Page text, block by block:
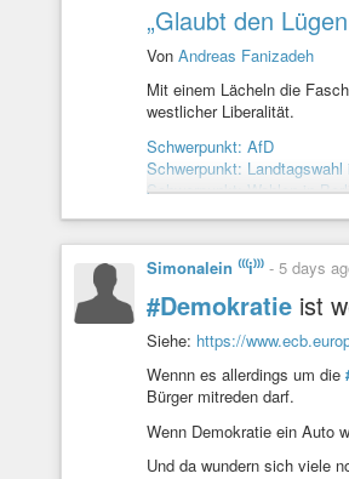
„Glaubt den
Von Andreas Fanizadeh
Mit einem Lächeln die
westlicher Liberalität.
Schwerpunkt: AfD
Schwerpunkt:
Schwerpunkt: Wahlen in
Schwerpunkt: Deutsche
Schwerpunkt: Reden wir
#taz #tageszeitung #DDR
#Faschismus
Ilko-Sascha
Mit einem Lächeln die
westlicher Liberalität.
Simonalein ⁽⁽⁽i⁾⁾⁾ - 5 days
#Demokratie ist
Siehe: https://
Wennn es allerdings um die
Bürger mitreden darf.
Wenn Demokratie ein Auto
Und da wundern sich viele